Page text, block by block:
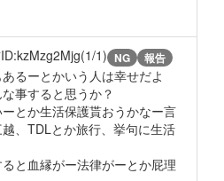
ID:kzMzg2Mjg(1/1) NG 報告
るーとかいう人は幸せだよ
事すると思うか？
ーとか生活保護貰おうかなー言
、TDLとか旅行、挙句に生活
ると血縁がー法律がーとか屁理